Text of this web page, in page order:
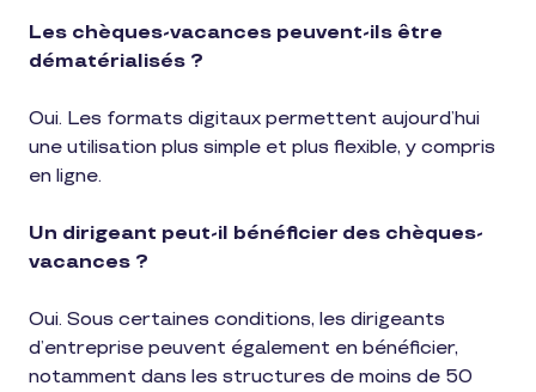
Les chèques-vacances peuvent-ils être
dématérialisés ?
Oui. Les formats digitaux permettent aujourd’hui
une utilisation plus simple et plus flexible, y compris
en ligne.
Un dirigeant peut-il bénéficier des chèques-
vacances ?
Oui. Sous certaines conditions, les dirigeants
d’entreprise peuvent également en bénéficier,
notamment dans les structures de moins de 50